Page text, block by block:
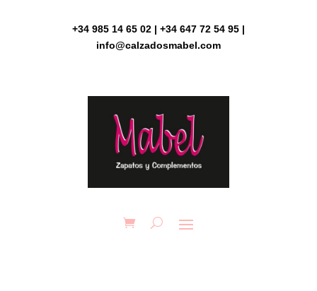
+34 985 14 65 02 | +34 647 72 54 95 |
info@calzadosmabel.com